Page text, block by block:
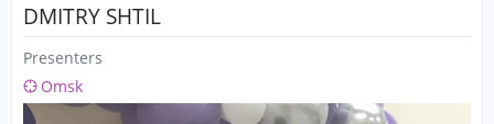
DMITRY SHTIL
Presenters
Omsk